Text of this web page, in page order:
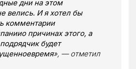
дни на этом
велись. И я хотел бы
комментарии
причинах этого, а
будет
», — отметил